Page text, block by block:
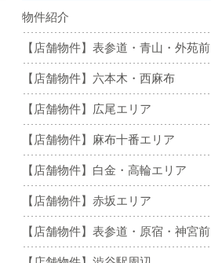
物件紹介
【店舗物件】表参道・青山・外苑前
【店舗物件】六本木・西麻布
【店舗物件】広尾エリア
【店舗物件】麻布十番エリア
【店舗物件】白金・高輪エリア
【店舗物件】赤坂エリア
【店舗物件】表参道・原宿・神宮前